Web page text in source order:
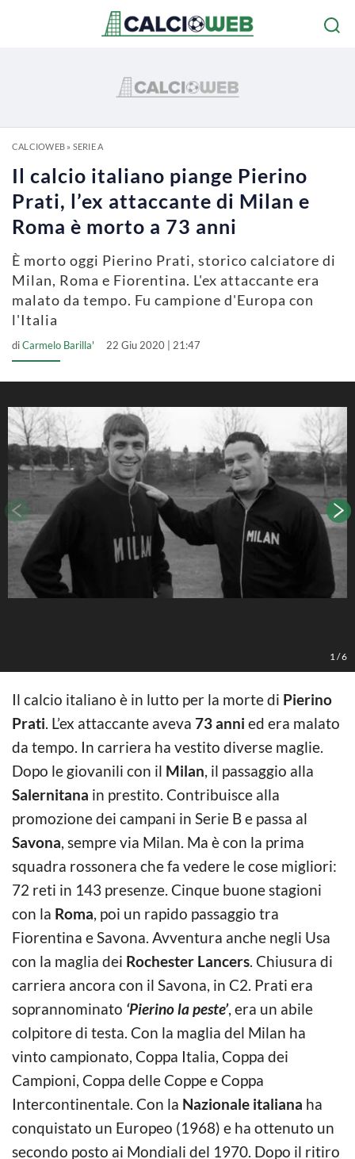
CALCIOWEB» SERIE A
Il calcio italiano piange Pierino
Prati, l’ex attaccante di Milan e
Roma è morto a 73 anni
È morto oggi Pierino Prati, storico calciatore di
Milan, Roma e Fiorentina. L'ex attaccante era
malato da tempo. Fu campione d'Europa con
l'Italia
diCarmelo Barilla' 22 Giu 2020 | 21:47
1 /6
Il calcio italiano è in lutto per la morte di Pierino
Prati. L’ex attaccante aveva 73 anni ed era malato
da tempo. In carriera ha vestito diverse maglie.
Dopo le giovanili con il Milan, il passaggio alla
Salernitana in prestito. Contribuisce alla
promozione dei campani in Serie B e passa al
Savona, sempre via Milan. Ma è con la prima
squadra rossonera che fa vedere le cose migliori:
72 reti in 143 presenze. Cinque buone stagioni
con la Roma, poi un rapido passaggio tra
Fiorentina e Savona. Avventura anche negli Usa
con la maglia dei Rochester Lancers. Chiusura di
carriera ancora con il Savona, in C2. Prati era
soprannominato ‘Pierino la peste’, era un abile
colpitore di testa. Con la maglia del Milan ha
vinto campionato, Coppa Italia, Coppa dei
Campioni, Coppa delle Coppe e Coppa
Intercontinentale. Con la Nazionale italiana ha
conquistato un Europeo (1968) e ha ottenuto un
secondo posto ai Mondiali del 1970. Dopo il ritiro